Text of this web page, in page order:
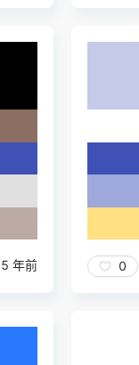
5 年前 0